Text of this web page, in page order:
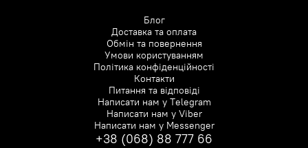
Блог
Доставка та оплата
Обмін та повернення
Умови користуванням
Політика конфіденційності
Контакти
Питання та відповіді
Написати нам уTelegram
Написати нам уViber
Написати нам уMessenger
+38 (068) 88 777 66